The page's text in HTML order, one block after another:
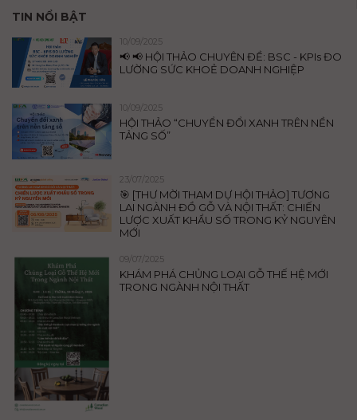
TIN NỔI BẬT
10/09/2025
📢 📢 HỘI THẢO CHUYÊN ĐỀ: BSC - KPIs ĐO
LƯỜNG SỨC KHOẺ DOANH NGHIỆP
10/09/2025
HỘI THẢO “CHUYỂN ĐỔI XANH TRÊN NỀN
TẢNG SỐ”
23/07/2025
🎯 [THƯ MỜI THAM DỰ HỘI THẢO] TƯƠNG
LAI NGÀNH ĐỒ GỖ VÀ NỘI THẤT: CHIẾN
LƯỢC XUẤT KHẨU SỐ TRONG KỶ NGUYÊN
MỚI
09/07/2025
KHÁM PHÁ CHỦNG LOẠI GỖ THẾ HỆ MỚI
TRONG NGÀNH NỘI THẤT